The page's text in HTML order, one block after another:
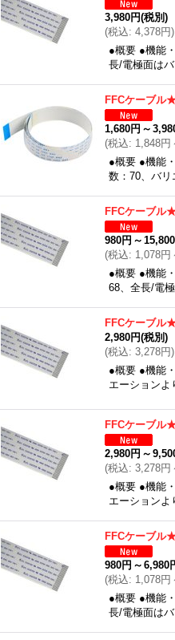
3,980円(税別)
(税込: 4,378円)
●概要 ●機能
長/電極面は
FFCケーブル
1,680円 ～
(税込: 1,848円
●概要 ●機能
数：70、バ
FFCケーブル
980円 ～
(税込: 1,078円
●概要 ●機能
68、全長/電
FFCケーブル
2,980円(税別)
(税込: 3,278円)
●概要 ●機能
エーション
FFCケーブル
2,980円 ～
(税込: 3,278円
●概要 ●機能
エーション
FFCケーブル
980円 ～ 6,980
(税込: 1,078円
●概要 ●機能
長/電極面は